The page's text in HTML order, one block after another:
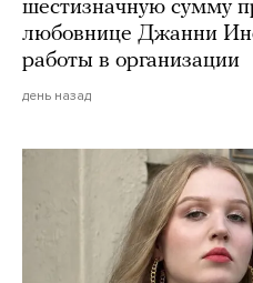
шестизначную сумму
любовнице Джанни
работы в организации
день назад